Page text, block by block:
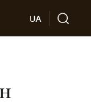
UA